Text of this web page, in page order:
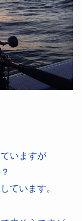
いますが
ています。